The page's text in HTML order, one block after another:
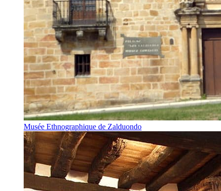
Musée Ethnographique de Zalduondo